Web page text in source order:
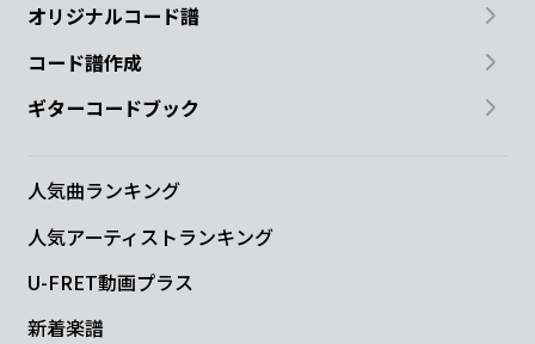
オリジナルコード譜
コード譜作成
ギターコードブック
人気曲ランキング
人気アーティストランキング
U-FRET動画プラス
新着楽譜